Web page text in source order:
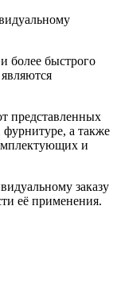
более быстрого
представленных
фурнитуре, а также
и
заказу
её применения.